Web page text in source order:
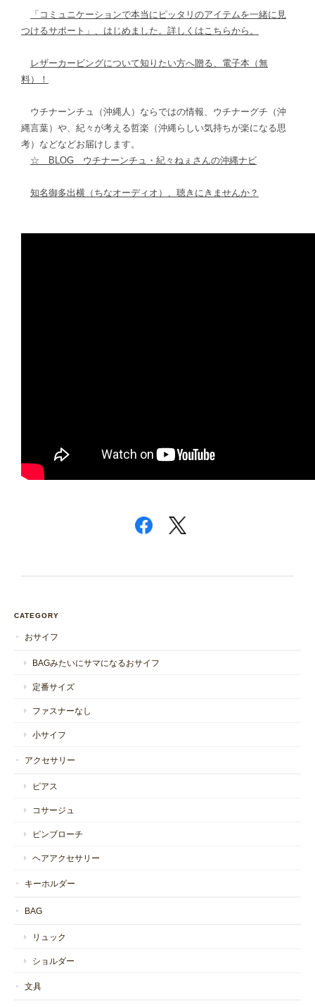
「コミュニケーションで本当にピッタリのアイテムを一緒に見
つけるサポート」、はじめました。詳しくはこちらから。
レザーカービングについて知りたい方へ贈る、電子本（無
料）！
ウチナーンチュ（沖縄人）ならではの情報、ウチナーグチ（沖
縄言葉）や、紀々が考える哲楽（沖縄らしい気持ちが楽になる思
考）などなどお届けします。
☆ BLOG ウチナーンチュ・紀々ねぇさんの沖縄ナビ
知名御多出横（ちなオーディオ）、聴きにきませんか？
CATEGORY
おサイフ
BAGみたいにサマになるおサイフ
定番サイズ
ファスナーなし
小サイフ
アクセサリー
ピアス
コサージュ
ピンブローチ
ヘアアクセサリー
キーホルダー
BAG
リュック
ショルダー
文具